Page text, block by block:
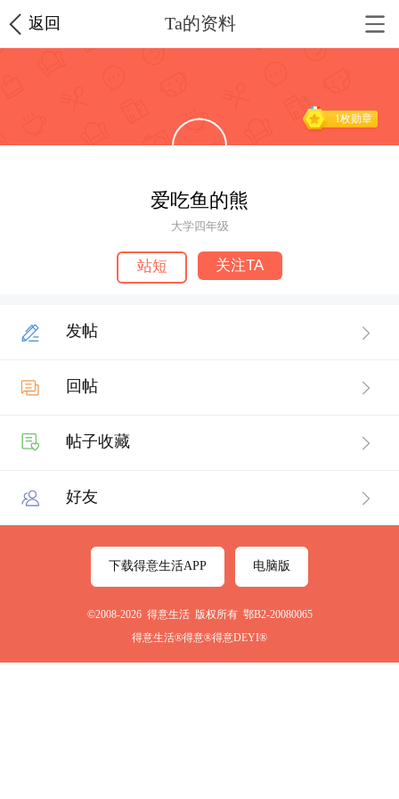
返回 Ta的资料
1枚勋章
爱吃鱼的熊
大学四年级
站短 关注TA
发帖
回帖
帖子收藏
好友
下载得意生活APP 电脑版
©2008-2026 得意生活 版权所有 鄂B2-20080065
得意生活®得意®得意DEYI®